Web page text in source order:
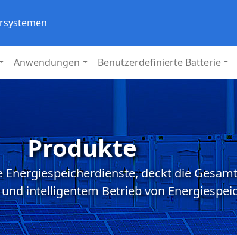
Anwendungen Benutzerdefinierte Batterie
Produkte
deckt die
intelligentem Betrieb von